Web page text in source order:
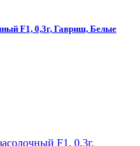
F1, 0,3г, Гавриш, Белые